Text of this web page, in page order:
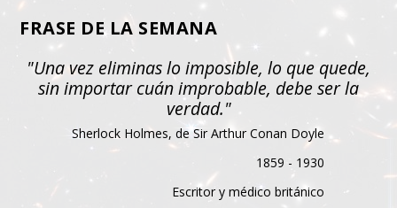
FRASE DE LA SEMANA
"Una vez eliminas lo imposible, lo que quede,
sin importar cuán improbable, debe ser la
verdad."
Sherlock Holmes, de Sir Arthur Conan Doyle
1859 - 1930
Escritor y médico británico